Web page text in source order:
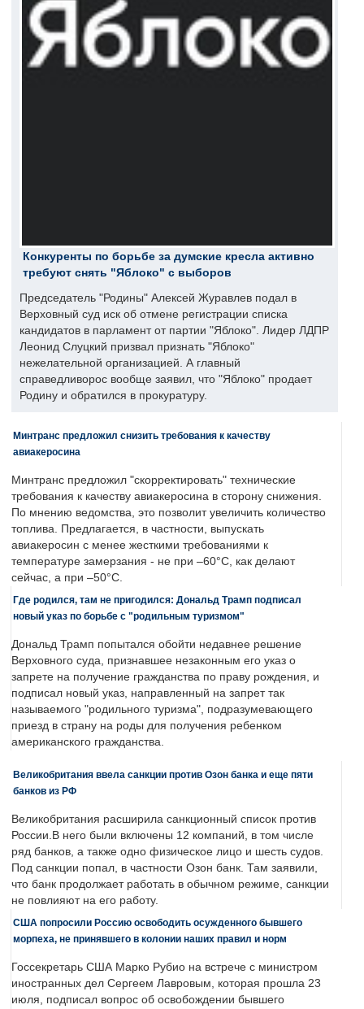
Конкуренты по борьбе за думские кресла активно
требуют снять "Яблоко" с выборов
Председатель "Родины" Алексей Журавлев подал в
Верховный суд иск об отмене регистрации списка
кандидатов в парламент от партии "Яблоко". Лидер ЛДПР
Леонид Слуцкий призвал признать "Яблоко"
нежелательной организацией. А главный
справедливорос вообще заявил, что "Яблоко" продает
Родину и обратился в прокуратуру.
Минтранс предложил снизить требования к качеству
авиакеросина
Минтранс предложил "скорректировать" технические
требования к качеству авиакеросина в сторону снижения.
По мнению ведомства, это позволит увеличить количество
топлива. Предлагается, в частности, выпускать
авиакеросин с менее жесткими требованиями к
температуре замерзания - не при –60°C, как делают
сейчас, а при –50°C.
Где родился, там не пригодился: Дональд Трамп подписал
новый указ по борьбе с "родильным туризмом"
Дональд Трамп попытался обойти недавнее решение
Верховного суда, признавшее незаконным его указ о
запрете на получение гражданства по праву рождения, и
подписал новый указ, направленный на запрет так
называемого "родильного туризма", подразумевающего
приезд в страну на роды для получения ребенком
американского гражданства.
Великобритания ввела санкции против Озон банка и еще пяти
банков из РФ
Великобритания расширила санкционный список против
России.В него были включены 12 компаний, в том числе
ряд банков, а также одно физическое лицо и шесть судов.
Под санкции попал, в частности Озон банк. Там заявили,
что банк продолжает работать в обычном режиме, санкции
не повлияют на его работу.
США попросили Россию освободить осужденного бывшего
морпеха, не принявшего в колонии наших правил и норм
Госсекретарь США Марко Рубио на встрече с министром
иностранных дел Сергеем Лавровым, которая прошла 23
июля, подписал вопрос об освобождении бывшего